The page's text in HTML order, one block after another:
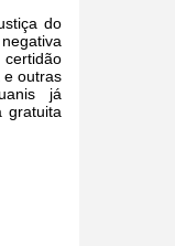
do
e outras
já
gratuita